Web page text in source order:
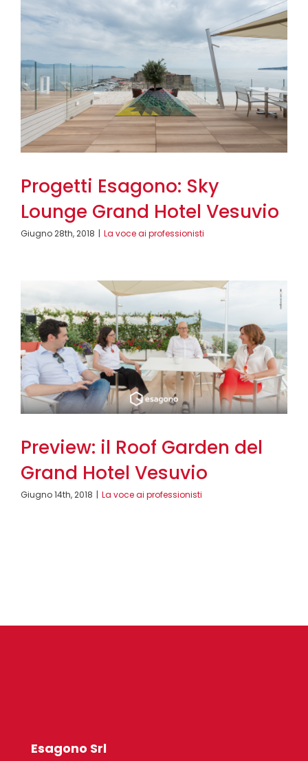
Progetti Esagono: Sky
Lounge Grand Hotel Vesuvio
Giugno 28th, 2018 | La voce ai professionisti
Preview: il Roof Garden del
Grand Hotel Vesuvio
Giugno 14th, 2018 | La voce ai professionisti
Esagono Srl